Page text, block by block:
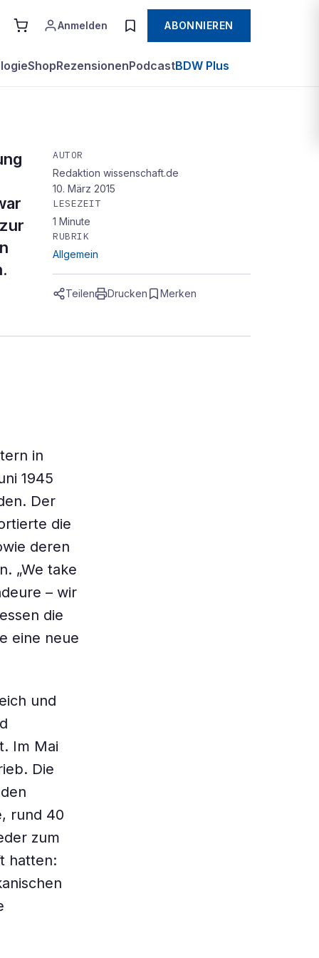
Anmelden ABONNIEREN
ShopRezensionenPodcastBDW Plus
AUTOR
Redaktion wissenschaft.de
10. März 2015
LESEZEIT
1 Minute
RUBRIK
Allgemein
Teilen Drucken Merken
in
1945
Der
die
deren
„We take
– wir
die
eine neue
und
Im Mai
Die
rund 40
zum
hatten: